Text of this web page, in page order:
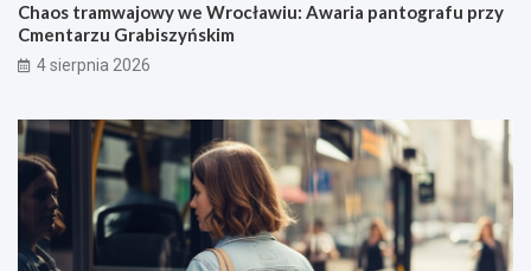
Chaos tramwajowy we Wrocławiu: Awaria pantografu przy
Cmentarzu Grabiszyńskim
4 sierpnia 2026